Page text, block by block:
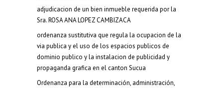
adjudicacion de un bien inmueble requerida por la
Sra. ROSA ANA LOPEZ CAMBIZACA
ordenanza sustitutiva que regula la ocupacion de la
via publica y el uso de los espacios publicos de
dominio publico y la instalacion de publicidad y
propaganda grafica en el canton Sucua
Ordenanza para la determinación, administración,